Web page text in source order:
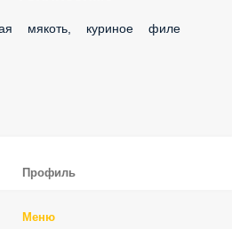
мякоть, куриное филе
Профиль
Меню